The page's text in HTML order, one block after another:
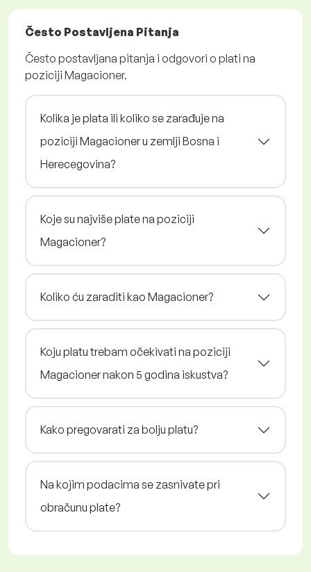
Često Postavljena Pitanja
Često postavljana pitanja i odgovori o plati na
poziciji Magacioner.
Kolika je plata ili koliko se zarađuje na
poziciji Magacioner u zemlji Bosna i
Herecegovina?
Koje su najviše plate na poziciji
Magacioner?
Koliko ću zaraditi kao Magacioner?
Koju platu trebam očekivati na poziciji
Magacioner nakon 5 godina iskustva?
Kako pregovarati za bolju platu?
Na kojim podacima se zasnivate pri
obračunu plate?